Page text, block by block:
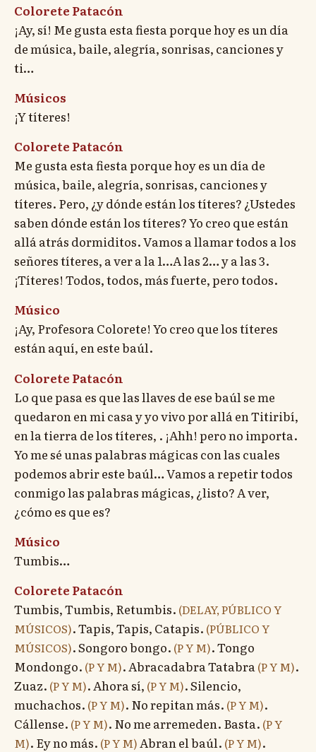
Colorete Patacón
¡Ay, sí! Me gusta esta fiesta porque hoy es un día
de música, baile, alegría, sonrisas, canciones y
ti…
Músicos
¡Y títeres!
Colorete Patacón
Me gusta esta fiesta porque hoy es un día de
música, baile, alegría, sonrisas, canciones y
títeres. Pero, ¿y dónde están los títeres? ¿Ustedes
saben dónde están los títeres? Yo creo que están
allá atrás dormiditos. Vamos a llamar todos a los
señores títeres, a ver a la 1…A las 2… y a las 3.
¡Títeres! Todos, todos, más fuerte, pero todos.
Músico
¡Ay, Profesora Colorete! Yo creo que los títeres
están aquí, en este baúl.
Colorete Patacón
Lo que pasa es que las llaves de ese baúl se me
quedaron en mi casa y yo vivo por allá en Titiribí,
en la tierra de los títeres, . ¡Ahh! pero no importa.
Yo me sé unas palabras mágicas con las cuales
podemos abrir este baúl… Vamos a repetir todos
conmigo las palabras mágicas, ¿listo? A ver,
¿cómo es que es?
Músico
Tumbis…
Colorete Patacón
Tumbis, Tumbis, Retumbis. (DELAY, PÚBLICO Y
MÚSICOS). Tapis, Tapis, Catapis. (PÚBLICO Y
MÚSICOS). Songoro bongo. (P Y M). Tongo
Mondongo. (P Y M). Abracadabra Tatabra (P Y M).
Zuaz. (P Y M). Ahora sí, (P Y M). Silencio,
muchachos. (P Y M). No repitan más. (P Y M).
Cállense. (P Y M). No me arremeden. Basta. (P Y
M). Ey no más. (P Y M) Abran el baúl. (P Y M).